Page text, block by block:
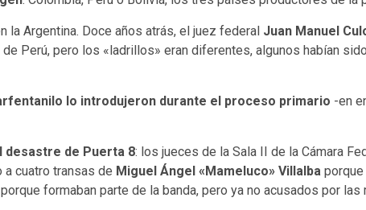
la Argentina. Doce años atrás, el juez federal Juan Manuel
Perú, pero los «ladrillos» eran diferentes, algunos habían
lo introdujeron durante el proceso primario -en
desastre de Puerta 8: los jueces de la Sala II de la Cámara
cuatro transas de Miguel Ángel «Mameluco» Villalba porque
formaban parte de la banda, pero ya no acusados por las